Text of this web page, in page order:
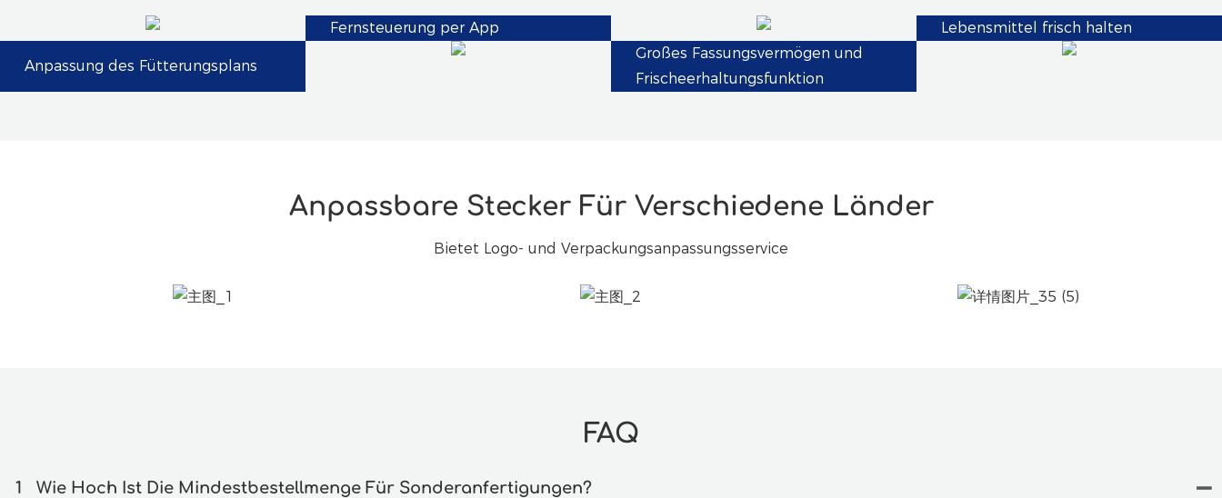
Fernsteuerung per App Lebensmittel frisch halten
Anpassung des Fütterungsplans
Großes Fassungsvermögen und
Frischeerhaltungsfunktion
Anpassbare Stecker Für Verschiedene Länder
Bietet Logo- und Verpackungsanpassungsservice
FAQ
1 Wie Hoch Ist Die Mindestbestellmenge Für Sonderanfertigungen?